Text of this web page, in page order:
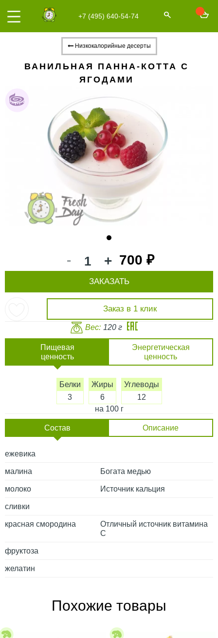
+7 (495) 640-54-74
Низкокалорийные десерты
ВАНИЛЬНАЯ ПАННА-КОТТА С
ЯГОДАМИ
- + 700 ₽
Заказ в 1 клик
ЗАКАЗАТЬ
Вес: 120 г
Пищевая
ценность
Энергетическая
ценность
Белки
3
Жиры
6
Углеводы
12
на 100 г
Состав Описание
ежевика
малина Богата медью
молоко Источник кальция
сливки
красная смородина
Отличный источник витамина
С
фруктоза
желатин
Похожие товары